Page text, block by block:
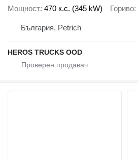
Мощност 470 к.с. (345 kW) Гориво
България, Petrich
HEROS TRUCKS OOD